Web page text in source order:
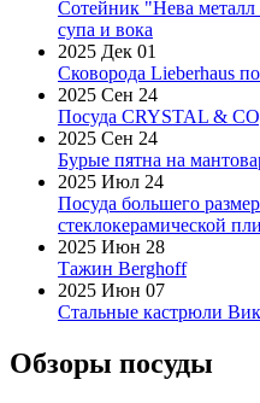
Сотейник "Нева
супа и вока
2025 Дек 01
Сковорода Lieberhaus
2025 Сен 24
Посуда CRYSTAL &
2025 Сен 24
Бурые пятна на
2025 Июл 24
Посуда большего
стеклокерамической
2025 Июн 28
Тажин Berghoff
2025 Июн 07
Стальные кастрюли
Обзоры посуды